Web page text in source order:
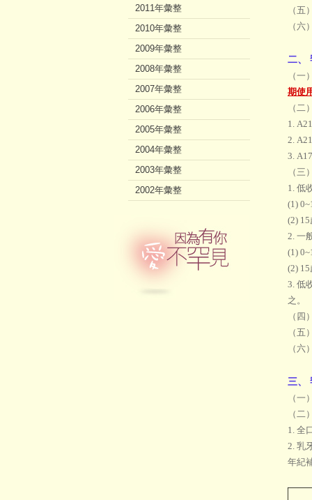
（
（
二、
（一
期使
（
1.
2.
3.
（三
1. 低
(1)
(2)
2. 一
(1)
(2)
3. 低
之。
（
（五
（
三、
（一
（二
1. 全
2. 乳
年紀
2011年彙整
2010年彙整
2009年彙整
2008年彙整
2007年彙整
2006年彙整
2005年彙整
2004年彙整
2003年彙整
2002年彙整